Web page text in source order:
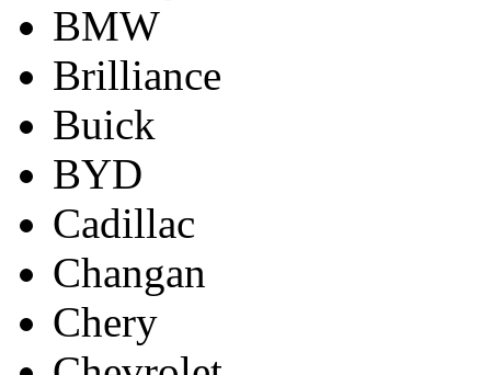
BMW
Brilliance
Buick
BYD
Cadillac
Changan
Chery